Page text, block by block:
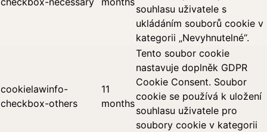
souhlasu uživatele s
ukládáním souborů cookie v
kategorii „Nevyhnutelné“.
cookielawinfo-
checkbox-others
11
months
Tento soubor cookie
nastavuje doplněk GDPR
Cookie Consent. Soubor
cookie se používá k uložení
souhlasu uživatele pro
soubory cookie v kategorii